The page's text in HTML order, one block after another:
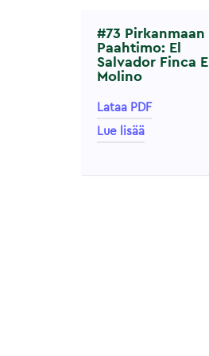
#73 Pirkanmaan
Paahtimo: El
Salvador Finca El
Molino
Lataa PDF
Lue lisää